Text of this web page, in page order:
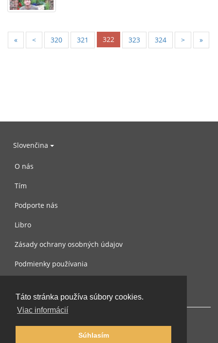
Táto stránka používa súbory cookies.
Viac informácií
Súhlasím
« < 320 321 322 323 324 > »
Slovenčina
O nás
Tím
Podporte nás
Libro
Zásady ochrany osobných údajov
Podmienky používania